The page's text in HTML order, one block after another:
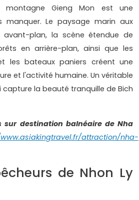
montagne Gieng Mon est une
manquer. Le paysage marin aux
plan, la scène étendue de
en arrière-plan, ainsi que les
les bateaux paniers créent une
et l'activité humaine. Un véritable
la beauté tranquille de Bich
sur destination balnéaire de Nha
attraction/nha-
de Nhon Ly